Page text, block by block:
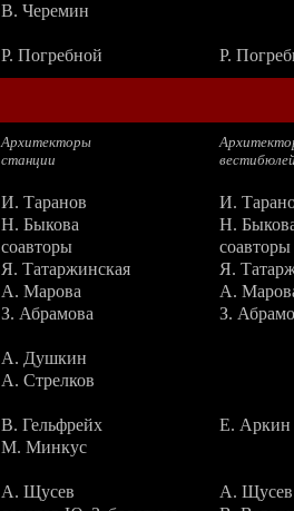
В. Черемин
Р. Погребной Р.
Архитекторы
станции
И. Таранов
Н. Быкова
соавторы
Я. Татаржинская
А. Марова
З. Абрамова
И.
Н.
соавторы
Я.
А.
З.
А. Душкин
А. Стрелков
В. Гельфрейх
М. Минкус
Е. Аркин
А. Щусев
А. Щусев